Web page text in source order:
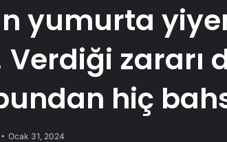
yumurta
zararı
hiç
Ocak 31, 2024